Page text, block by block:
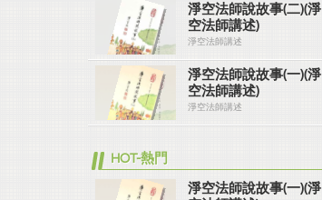
淨空法師說故事(二)(淨
空法師講述)
淨空法師講述
淨空法師說故事(一)(淨
空法師講述)
淨空法師講述
HOT-熱門
淨空法師說故事(一)(淨